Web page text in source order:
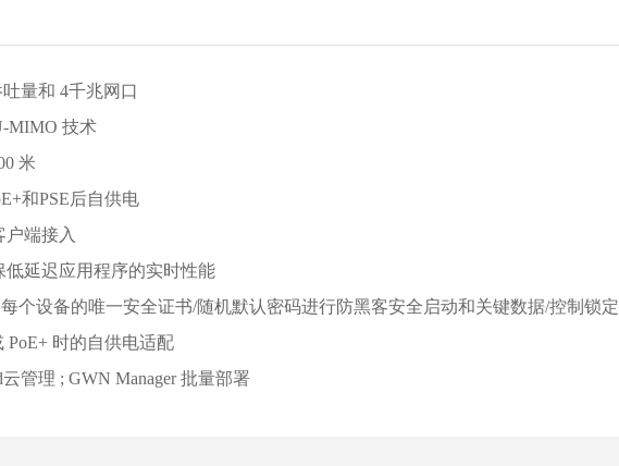
吐量和 4千兆网口
MIMO 技术
米
和PSE后自供电
户端接入
低延迟应用程序的实时性能
个设备的唯一安全证书/随机默认密码进行防黑客安全启动和关键数据/控制锁定
PoE+ 时的自供电适配
管理 ; GWN Manager 批量部署